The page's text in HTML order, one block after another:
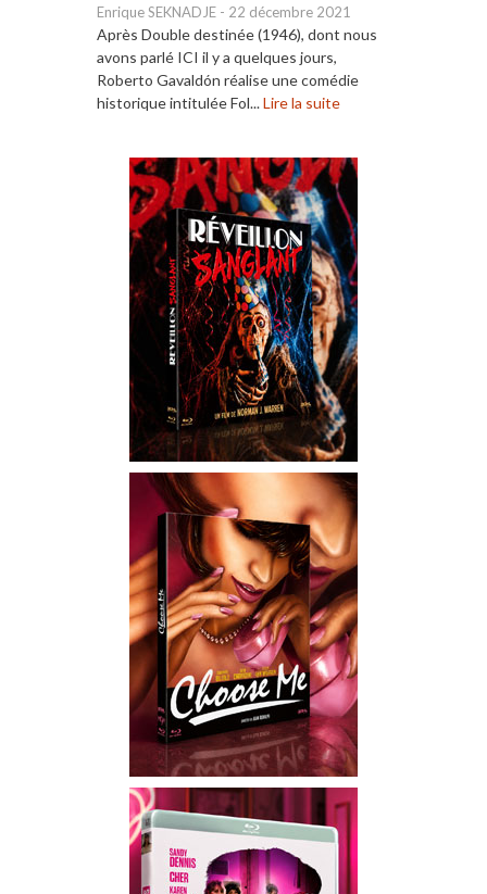
Enrique SEKNADJE - 22 décembre 2021
Après Double destinée (1946), dont nous
avons parlé ICI il y a quelques jours,
Roberto Gavaldón réalise une comédie
historique intitulée Fol...Lire la suite